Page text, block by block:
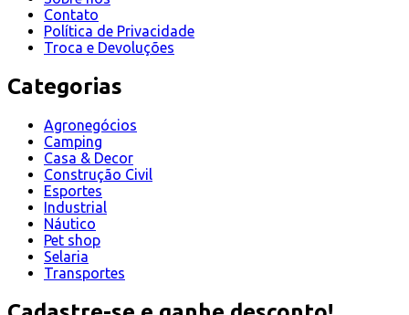
Contato
Política de Privacidade
Troca e Devoluções
Categorias
Agronegócios
Camping
Casa & Decor
Construção Civil
Esportes
Industrial
Náutico
Pet shop
Selaria
Transportes